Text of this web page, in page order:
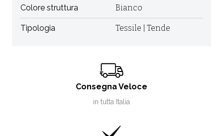
Colore struttura Bianco
Tipologia Tessile | Tende
Consegna Veloce
in tutta Italia